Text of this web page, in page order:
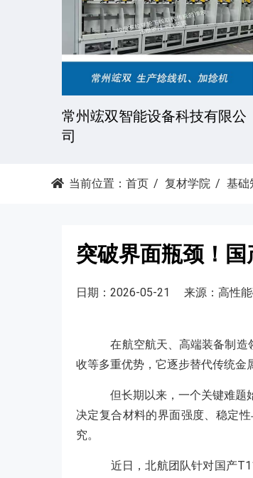
常州日新树脂有限公司 湘
当前位置： 首页 复材学院 基础
突破界面瓶颈！
日期：2026-05-21 来源：高性
在航空航天、高端装备制造
收等多重优势，它逐步替代传统金
但长期以来，一个关键难题
决定复合材料的界面强度、稳定
究。
近日，北航团队针对国产